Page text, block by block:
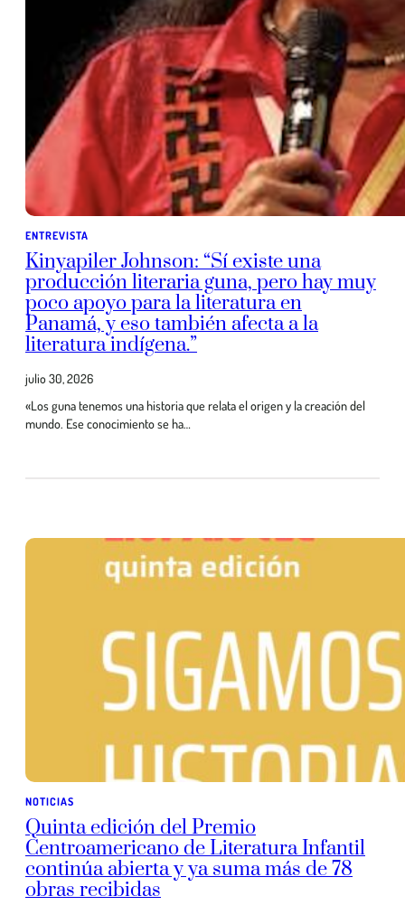
ENTREVISTA
Kinyapiler Johnson: “Sí existe una
producción literaria guna, pero hay muy
poco apoyo para la literatura en
Panamá, y eso también afecta a la
literatura indígena.”
julio 30, 2026
«Los guna tenemos una historia que relata el origen y la creación del
mundo. Ese conocimiento se ha…
NOTICIAS
Quinta edición del Premio
Centroamericano de Literatura Infantil
continúa abierta y ya suma más de 78
obras recibidas